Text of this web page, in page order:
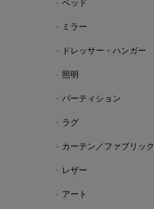
ベッド
ミラー
ドレッサー・ハンガー
照明
パーティション
ラグ
カーテン／ファブリック
レザー
アート